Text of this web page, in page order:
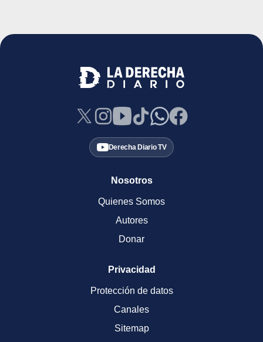
Derecha Diario TV
Nosotros
Quienes Somos
Autores
Donar
Privacidad
Protección de datos
Canales
Sitemap